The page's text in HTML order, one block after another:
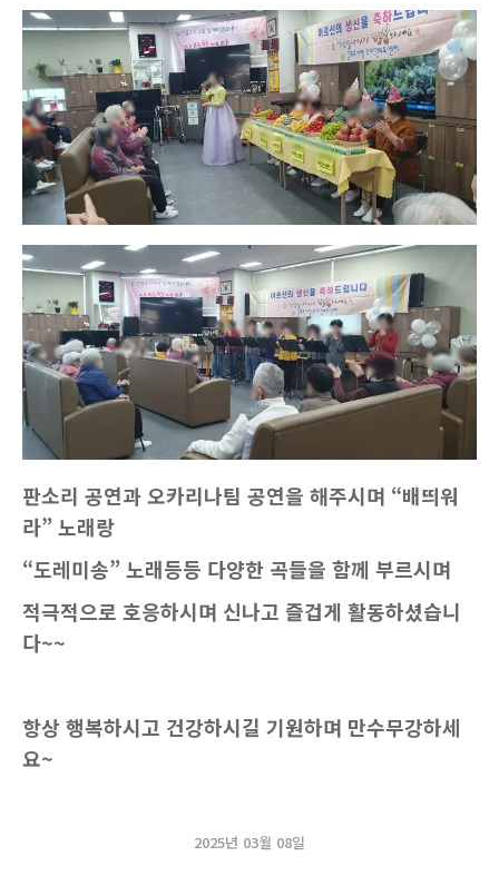
판소리 공연과 오카리나팀 공연을 해주시며 “배띄워
라” 노래랑
“도레미송” 노래등등 다양한 곡들을 함께 부르시며
적극적으로 호응하시며 신나고 즐겁게 활동하셨습니
다~~
항상 행복하시고 건강하시길 기원하며 만수무강하세
요~
2025년 03월 08일